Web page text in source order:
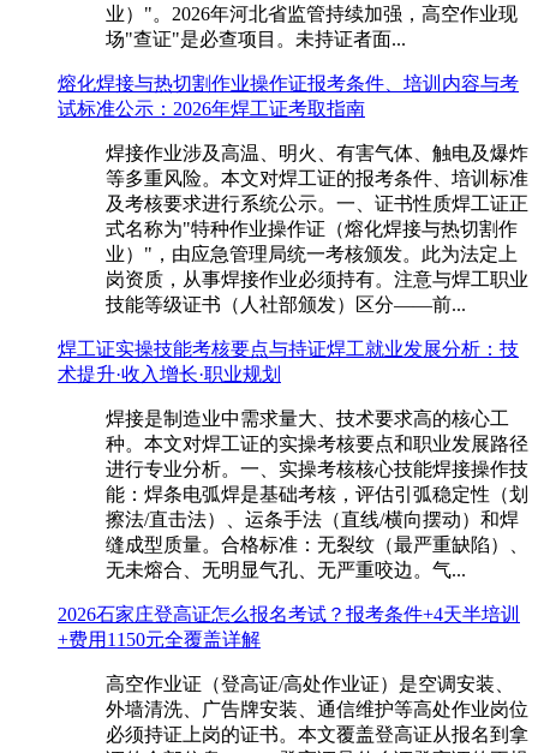
业）"。2026年河北省监管持续加强，高空作业现
场"查证"是必查项目。未持证者面...
熔化焊接与热切割作业操作证报考条件、培训内容与考
试标准公示：2026年焊工证考取指南
焊接作业涉及高温、明火、有害气体、触电及爆炸
等多重风险。本文对焊工证的报考条件、培训标准
及考核要求进行系统公示。一、证书性质焊工证正
式名称为"特种作业操作证（熔化焊接与热切割作
业）"，由应急管理局统一考核颁发。此为法定上
岗资质，从事焊接作业必须持有。注意与焊工职业
技能等级证书（人社部颁发）区分——前...
焊工证实操技能考核要点与持证焊工就业发展分析：技
术提升·收入增长·职业规划
焊接是制造业中需求量大、技术要求高的核心工
种。本文对焊工证的实操考核要点和职业发展路径
进行专业分析。一、实操考核核心技能焊接操作技
能：焊条电弧焊是基础考核，评估引弧稳定性（划
擦法/直击法）、运条手法（直线/横向摆动）和焊
缝成型质量。合格标准：无裂纹（最严重缺陷）、
无未熔合、无明显气孔、无严重咬边。气...
2026石家庄登高证怎么报名考试？报考条件+4天半培训
+费用1150元全覆盖详解
高空作业证（登高证/高处作业证）是空调安装、
外墙清洗、广告牌安装、通信维护等高处作业岗位
必须持证上岗的证书。本文覆盖登高证从报名到拿